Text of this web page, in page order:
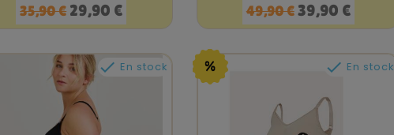
Prix
de
base
35,90 € Prix
29,90 €
Prix
de
base
49,90 € Prix
39,90 €
 En stock  En stock